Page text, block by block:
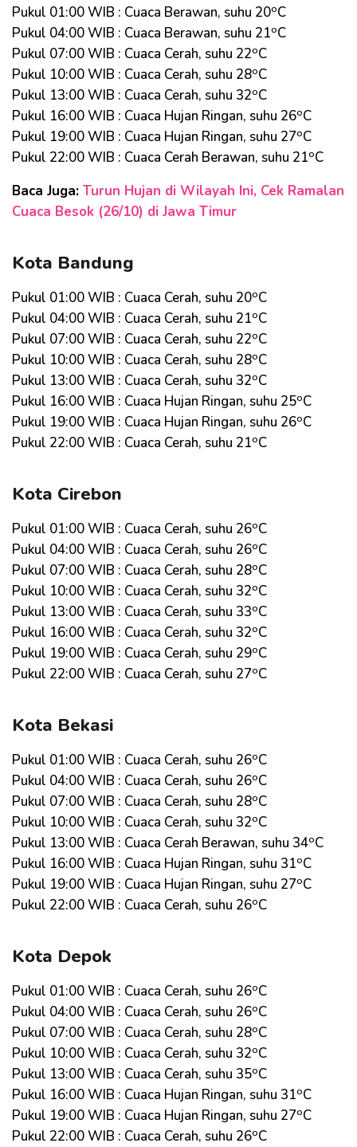
Pukul 01:00 WIB : Cuaca Berawan, suhu 20oC
Pukul 04:00 WIB : Cuaca Berawan, suhu 21oC
Pukul 07:00 WIB : Cuaca Cerah, suhu 22oC
Pukul 10:00 WIB : Cuaca Cerah, suhu 28oC
Pukul 13:00 WIB : Cuaca Cerah, suhu 32oC
Pukul 16:00 WIB : Cuaca Hujan Ringan, suhu 26oC
Pukul 19:00 WIB : Cuaca Hujan Ringan, suhu 27oC
Pukul 22:00 WIB : Cuaca Cerah Berawan, suhu 21oC
Baca Juga: Turun Hujan di Wilayah Ini, Cek Ramalan
Cuaca Besok (26/10) di Jawa Timur
Kota Bandung
Pukul 01:00 WIB : Cuaca Cerah, suhu 20oC
Pukul 04:00 WIB : Cuaca Cerah, suhu 21oC
Pukul 07:00 WIB : Cuaca Cerah, suhu 22oC
Pukul 10:00 WIB : Cuaca Cerah, suhu 28oC
Pukul 13:00 WIB : Cuaca Cerah, suhu 32oC
Pukul 16:00 WIB : Cuaca Hujan Ringan, suhu 25oC
Pukul 19:00 WIB : Cuaca Hujan Ringan, suhu 26oC
Pukul 22:00 WIB : Cuaca Cerah, suhu 21oC
Kota Cirebon
Pukul 01:00 WIB : Cuaca Cerah, suhu 26oC
Pukul 04:00 WIB : Cuaca Cerah, suhu 26oC
Pukul 07:00 WIB : Cuaca Cerah, suhu 28oC
Pukul 10:00 WIB : Cuaca Cerah, suhu 32oC
Pukul 13:00 WIB : Cuaca Cerah, suhu 33oC
Pukul 16:00 WIB : Cuaca Cerah, suhu 32oC
Pukul 19:00 WIB : Cuaca Cerah, suhu 29oC
Pukul 22:00 WIB : Cuaca Cerah, suhu 27oC
Kota Bekasi
Pukul 01:00 WIB : Cuaca Cerah, suhu 26oC
Pukul 04:00 WIB : Cuaca Cerah, suhu 26oC
Pukul 07:00 WIB : Cuaca Cerah, suhu 28oC
Pukul 10:00 WIB : Cuaca Cerah, suhu 32oC
Pukul 13:00 WIB : Cuaca Cerah Berawan, suhu 34oC
Pukul 16:00 WIB : Cuaca Hujan Ringan, suhu 31oC
Pukul 19:00 WIB : Cuaca Hujan Ringan, suhu 27oC
Pukul 22:00 WIB : Cuaca Cerah, suhu 26oC
Kota Depok
Pukul 01:00 WIB : Cuaca Cerah, suhu 26oC
Pukul 04:00 WIB : Cuaca Cerah, suhu 26oC
Pukul 07:00 WIB : Cuaca Cerah, suhu 28oC
Pukul 10:00 WIB : Cuaca Cerah, suhu 32oC
Pukul 13:00 WIB : Cuaca Cerah, suhu 35oC
Pukul 16:00 WIB : Cuaca Hujan Ringan, suhu 31oC
Pukul 19:00 WIB : Cuaca Hujan Ringan, suhu 27oC
Pukul 22:00 WIB : Cuaca Cerah, suhu 26oC